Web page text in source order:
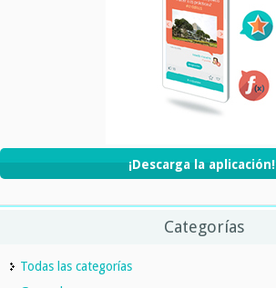
¡Descarga la aplicación!
Categorías
Todas las categorías